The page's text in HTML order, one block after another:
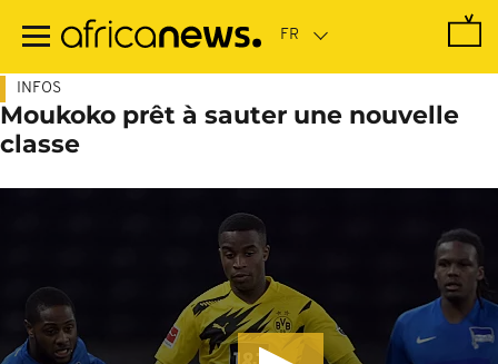
contenu
INFOS
Moukoko prêt à sauter une nouvelle
classe